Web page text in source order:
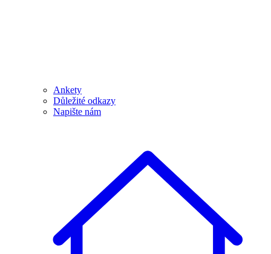
Ankety
Důležité odkazy
Napište nám